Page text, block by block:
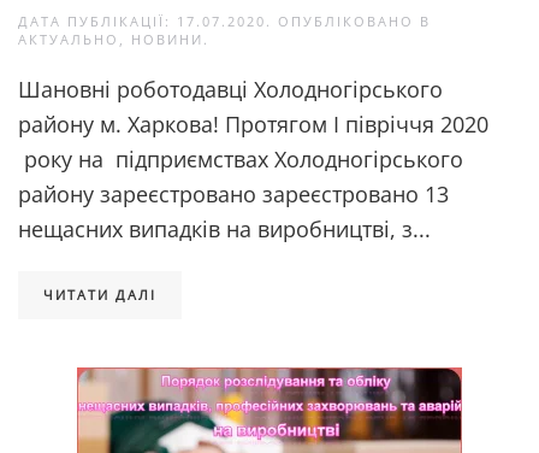
ДАТА ПУБЛІКАЦІЇ: 17.07.2020 . ОПУБЛІКОВАНО В
АКТУАЛЬНО , НОВИНИ .
Шановні роботодавці Холодногірського
району м. Харкова! Протягом І півріччя 2020
року на підприємствах Холодногірського
району зареєстровано зареєстровано 13
нещасних випадків на виробництві, з...
ЧИТАТИ ДАЛІ